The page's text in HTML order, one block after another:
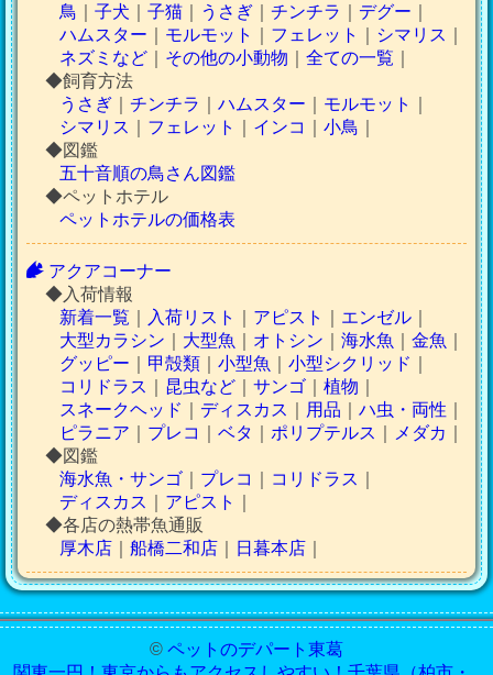
鳥
子犬 子猫 うさぎ チンチラ デグー
ハムスター
モルモット フェレット シマリス
ネズミなど
その他の小動物 全ての一覧
◆飼育方法
うさぎ
チンチラ ハムスター モルモット
シマリス
フェレット インコ 小鳥
◆図鑑
五十音順の鳥さん図鑑
◆ペットホテル
ペットホテルの価格表
アクアコーナー
◆入荷情報
新着一覧
入荷リスト アピスト エンゼル
大型カラシン
大型魚 オトシン 海水魚 金魚
グッピー
甲殻類 小型魚 小型シクリッド
コリドラス
昆虫など サンゴ 植物
スネークヘッド
ディスカス 用品 ハ虫・両性
ピラニア
プレコ ベタ ポリプテルス メダカ
◆図鑑
海水魚・サンゴ
プレコ コリドラス
ディスカス
アピスト
◆各店の熱帯魚通販
厚木店
船橋二和店 日暮本店
© ペットのデパート東葛